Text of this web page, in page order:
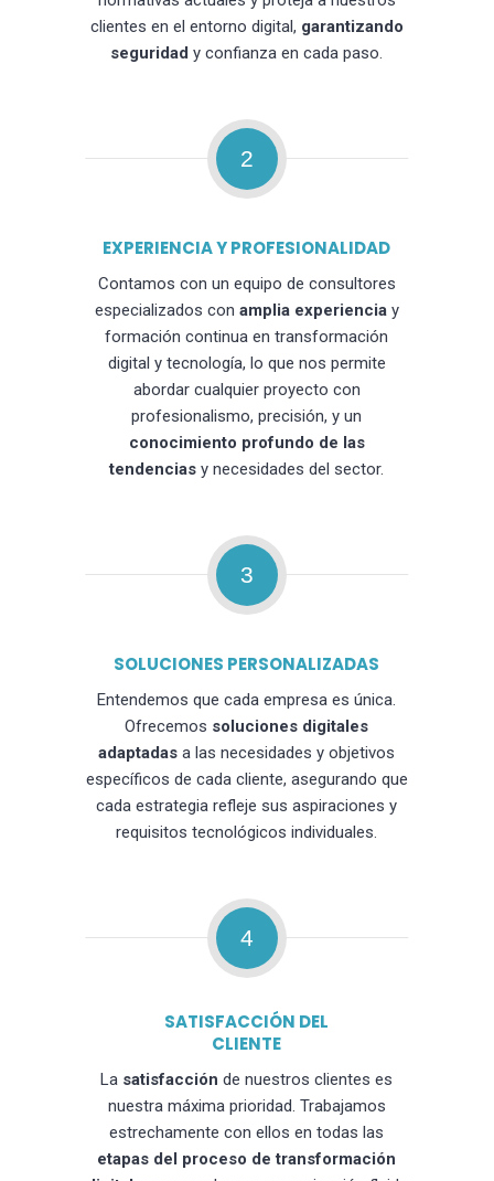
clientes en el entorno digital, garantizando
seguridad y confianza en cada paso.
2
EXPERIENCIA Y PROFESIONALIDAD
Contamos con un equipo de consultores
especializados con amplia experienciay
formación continua en transformación
digital y tecnología, lo que nos permite
abordar cualquier proyecto con
profesionalismo, precisión, y un
conocimiento profundo de las
tendencias y necesidades del sector.
3
SOLUCIONES PERSONALIZADAS
Entendemos que cada empresa es única.
Ofrecemos soluciones digitales
adaptadas a las necesidades y objetivos
específicos de cada cliente, asegurando que
cada estrategia refleje sus aspiraciones y
requisitos tecnológicos individuales.
4
SATISFACCIÓN DEL
CLIENTE
La satisfacción de nuestros clientes es
nuestra máxima prioridad. Trabajamos
estrechamente con ellos en todas las
etapas del proceso de transformación